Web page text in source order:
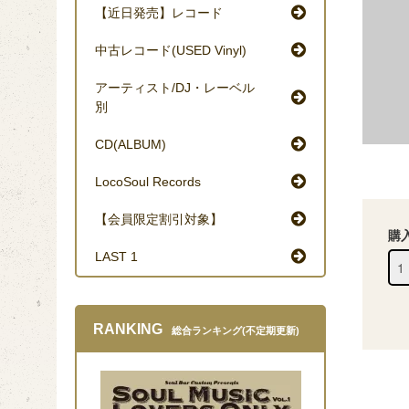
購
【近日発売】レコード
中古レコード(USED Vinyl)
アーティスト/DJ・レーベル
別
CD(ALBUM)
LocoSoul Records
【会員限定割引対象】
LAST 1
RANKING 総合ランキング(不定期更新)